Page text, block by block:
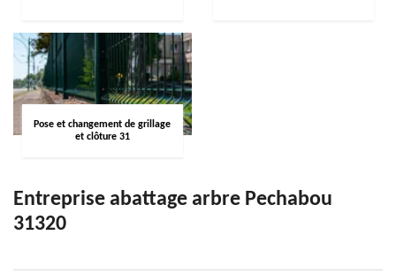
Pose et changement de grillage
et clôture 31
Entreprise abattage arbre Pechabou
31320